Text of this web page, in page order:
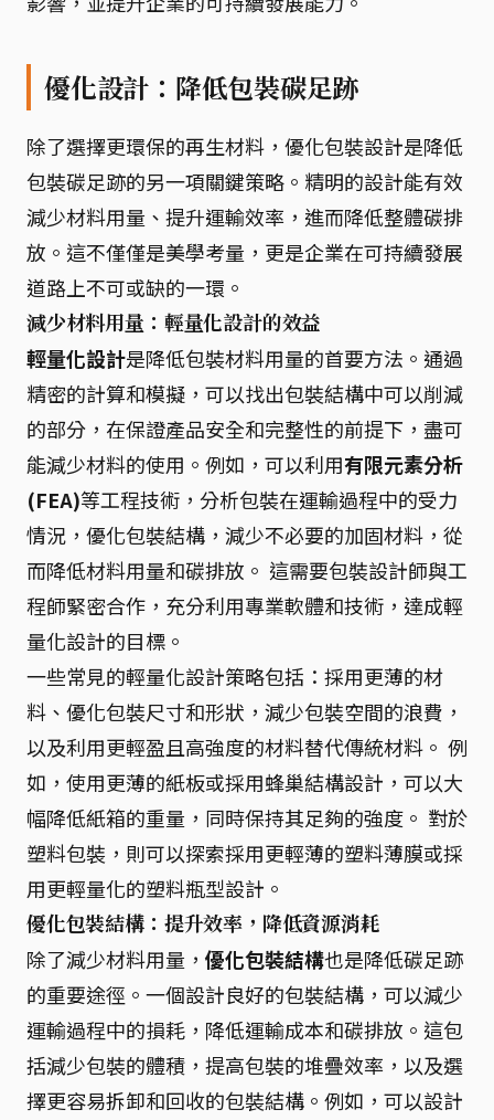
優化設計：降低包裝碳足跡
除了選擇更環保的再生材料，優化包裝設計是降低
包裝碳足跡的另一項關鍵策略。精明的設計能有效
減少材料用量、提升運輸效率，進而降低整體碳排
放。這不僅僅是美學考量，更是企業在可持續發展
道路上不可或缺的一環。
減少材料用量：輕量化設計的效益
輕量化設計是降低包裝材料用量的首要方法。通過
精密的計算和模擬，可以找出包裝結構中可以削減
的部分，在保證產品安全和完整性的前提下，盡可
能減少材料的使用。例如，可以利用有限元素分析
(FEA)等工程技術，分析包裝在運輸過程中的受力
情況，優化包裝結構，減少不必要的加固材料，從
而降低材料用量和碳排放。 這需要包裝設計師與工
程師緊密合作，充分利用專業軟體和技術，達成輕
量化設計的目標。
一些常見的輕量化設計策略包括：採用更薄的材
料、優化包裝尺寸和形狀，減少包裝空間的浪費，
以及利用更輕盈且高強度的材料替代傳統材料。 例
如，使用更薄的紙板或採用蜂巢結構設計，可以大
幅降低紙箱的重量，同時保持其足夠的強度。 對於
塑料包裝，則可以探索採用更輕薄的塑料薄膜或採
用更輕量化的塑料瓶型設計。
優化包裝結構：提升效率，降低資源消耗
除了減少材料用量， 優化包裝結構也是降低碳足跡
的重要途徑。一個設計良好的包裝結構，可以減少
運輸過程中的損耗，降低運輸成本和碳排放。這包
括減少包裝的體積，提高包裝的堆疊效率，以及選
擇更容易拆卸和回收的包裝結構。例如，可以設計